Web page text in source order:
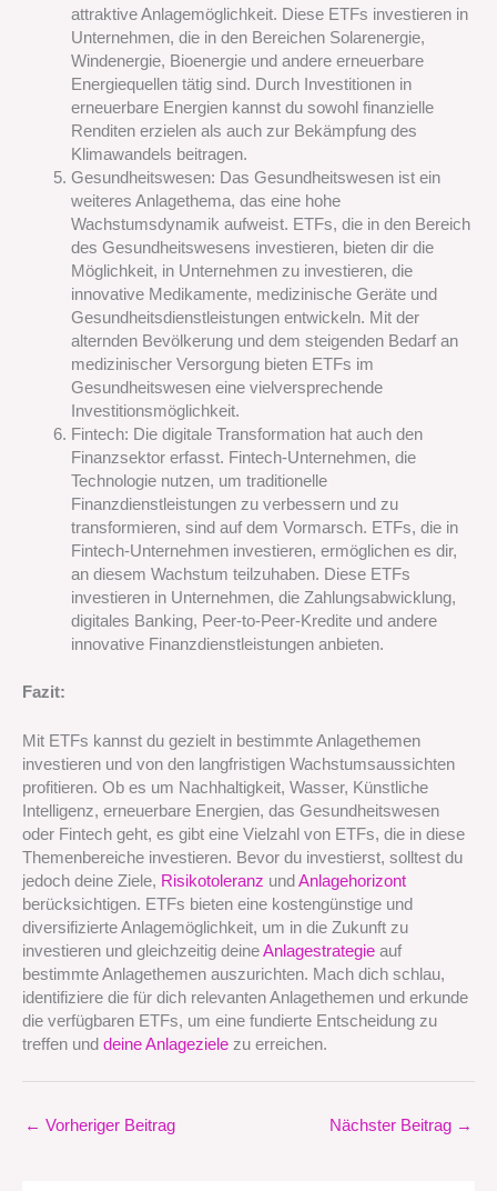
attraktive Anlagemöglichkeit. Diese ETFs investieren in
Unternehmen, die in den Bereichen Solarenergie,
Windenergie, Bioenergie und andere erneuerbare
Energiequellen tätig sind. Durch Investitionen in
erneuerbare Energien kannst du sowohl finanzielle
Renditen erzielen als auch zur Bekämpfung des
Klimawandels beitragen.
Gesundheitswesen: Das Gesundheitswesen ist ein
weiteres Anlagethema, das eine hohe
Wachstumsdynamik aufweist. ETFs, die in den Bereich
des Gesundheitswesens investieren, bieten dir die
Möglichkeit, in Unternehmen zu investieren, die
innovative Medikamente, medizinische Geräte und
Gesundheitsdienstleistungen entwickeln. Mit der
alternden Bevölkerung und dem steigenden Bedarf an
medizinischer Versorgung bieten ETFs im
Gesundheitswesen eine vielversprechende
Investitionsmöglichkeit.
Fintech: Die digitale Transformation hat auch den
Finanzsektor erfasst. Fintech-Unternehmen, die
Technologie nutzen, um traditionelle
Finanzdienstleistungen zu verbessern und zu
transformieren, sind auf dem Vormarsch. ETFs, die in
Fintech-Unternehmen investieren, ermöglichen es dir,
an diesem Wachstum teilzuhaben. Diese ETFs
investieren in Unternehmen, die Zahlungsabwicklung,
digitales Banking, Peer-to-Peer-Kredite und andere
innovative Finanzdienstleistungen anbieten.
Fazit:
Mit ETFs kannst du gezielt in bestimmte Anlagethemen
investieren und von den langfristigen Wachstumsaussichten
profitieren. Ob es um Nachhaltigkeit, Wasser, Künstliche
Intelligenz, erneuerbare Energien, das Gesundheitswesen
oder Fintech geht, es gibt eine Vielzahl von ETFs, die in diese
Themenbereiche investieren. Bevor du investierst, solltest du
jedoch deine Ziele, Risikotoleranz und Anlagehorizont
berücksichtigen. ETFs bieten eine kostengünstige und
diversifizierte Anlagemöglichkeit, um in die Zukunft zu
investieren und gleichzeitig deineAnlagestrategie auf
bestimmte Anlagethemen auszurichten. Mach dich schlau,
identifiziere die für dich relevanten Anlagethemen und erkunde
die verfügbaren ETFs, um eine fundierte Entscheidung zu
treffen und deine Anlageziele zu erreichen.
← Vorheriger Beitrag Nächster Beitrag →